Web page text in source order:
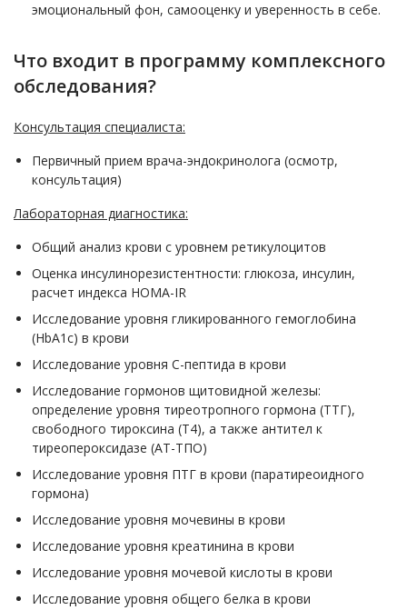
эмоциональный фон, самооценку и уверенность в себе.
Что входит в программу комплексного
обследования?
Консультация специалиста:
Первичный прием врача-эндокринолога (осмотр,
консультация)
Лабораторная диагностика:
Общий анализ крови с уровнем ретикулоцитов
Оценка инсулинорезистентности: глюкоза, инсулин,
расчет индекса HOMA-IR
Исследование уровня гликированного гемоглобина
(HbA1c) в крови
Исследование уровня С-пептида в крови
Исследование гормонов щитовидной железы:
определение уровня тиреотропного гормона (ТТГ),
свободного тироксина (Т4), а также антител к
тиреопероксидазе (АТ-ТПО)
Исследование уровня ПТГ в крови (паратиреоидного
гормона)
Исследование уровня мочевины в крови
Исследование уровня креатинина в крови
Исследование уровня мочевой кислоты в крови
Исследование уровня общего белка в крови